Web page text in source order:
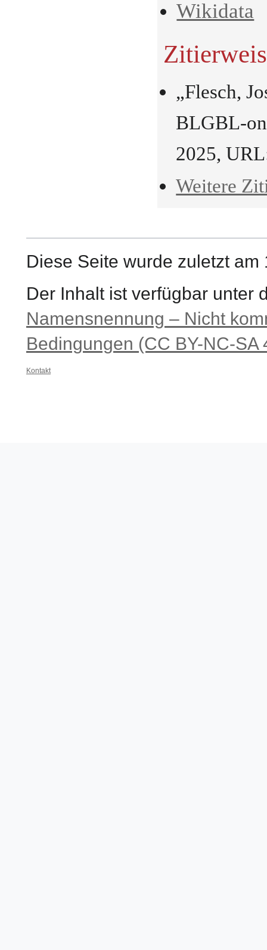
Wikidata
„Flesch,
BLGBL-
2025,
Weitere
Diese Seite wurde zuletzt
Der Inhalt ist verfügbar unter
Namensnennung – Nicht
Bedingungen (CC BY-NC-SA
Kontakt